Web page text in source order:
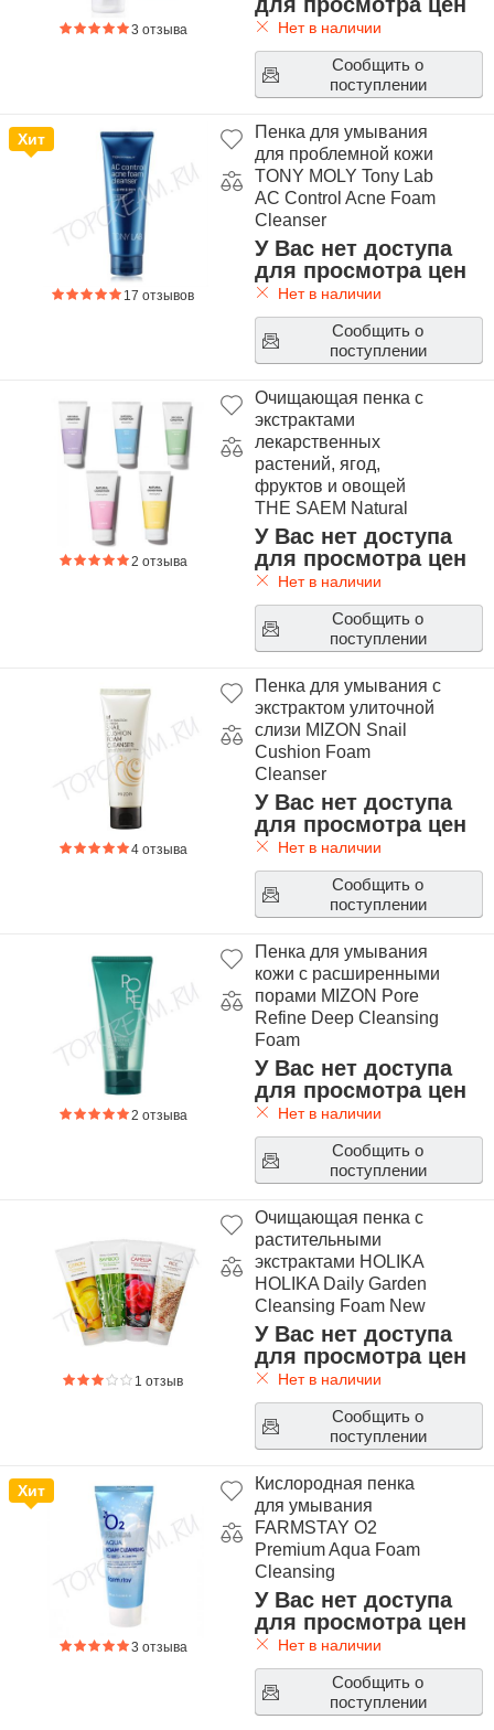
3 отзыва Нет в наличии
Сообщить о
поступлении
17 отзывов
Хит
Пенка для умывания
для проблемной кожи
TONY MOLY Tony Lab
AC Control Acne Foam
Cleanser
У Вас нет доступа
для просмотра цен
Нет в наличии
Сообщить о
поступлении
2 отзыва
Очищающая пенка с
экстрактами
лекарственных
растений, ягод,
фруктов и овощей
THE SAEM Natural
Condition Cleansing
Foam
У Вас нет доступа
для просмотра цен
Нет в наличии
Сообщить о
поступлении
4 отзыва
Пенка для умывания с
экстрактом улиточной
слизи MIZON Snail
Cushion Foam
Cleanser
У Вас нет доступа
для просмотра цен
Нет в наличии
Сообщить о
поступлении
2 отзыва
Пенка для умывания
кожи с расширенными
порами MIZON Pore
Refine Deep Cleansing
Foam
У Вас нет доступа
для просмотра цен
Нет в наличии
Сообщить о
поступлении
1 отзыв
Очищающая пенка с
растительными
экстрактами HOLIKA
HOLIKA Daily Garden
Cleansing Foam New
У Вас нет доступа
для просмотра цен
Нет в наличии
Сообщить о
поступлении
3 отзыва
Хит
Кислородная пенка
для умывания
FARMSTAY O2
Premium Aqua Foam
Cleansing
У Вас нет доступа
для просмотра цен
Нет в наличии
Сообщить о
поступлении